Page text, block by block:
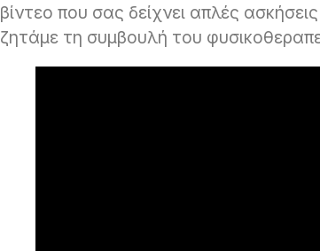
βίντεο που σας δείχνει απλές
ζητάμε τη συμβουλή του